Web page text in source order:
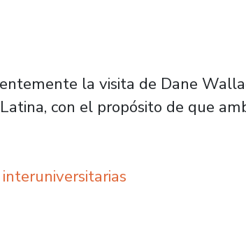
la visita de Dane
con el propósito de que